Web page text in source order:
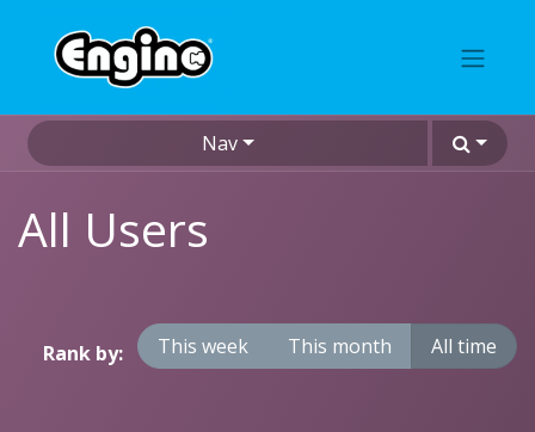
Nav
All Users
Rank by: This week This month All time